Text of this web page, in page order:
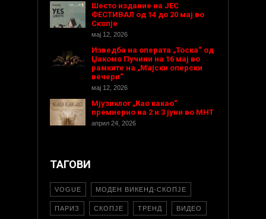
Шесто издание на ЈЕС
ФЕСТИВАЛ од 14 до 20 мај во
Скопје
мај 12, 2026
Изведба на операта „Тоска“ од
Џакомо Пучини на 16 мај во
рамките на „Мајски оперски
вечери“
мај 12, 2026
Мјузиклот „Као какао“
премиерно на 2 и 3 јуни во МНТ
април 24, 2026
ТАГОВИ
VOGUE МОДЕН ВИКЕНД-СКОПЈЕ
ПАРИЗ СКОПЈЕ ТРЕНД ВИДЕО